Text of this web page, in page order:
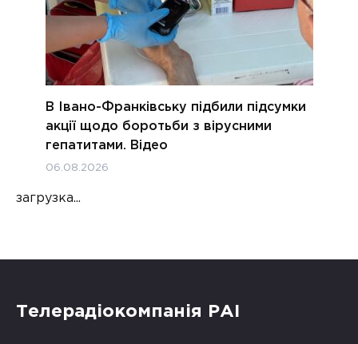
В Івано-Франківську підбили підсумки
акції щодо боротьби з вірусними
гепатитами. Відео
06.08.2026
загрузка...
Телерадіокомпанія РАІ